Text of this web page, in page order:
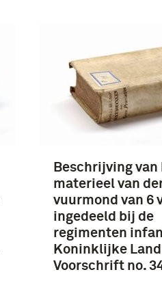
Beschrijving van
materieel van
vuurmond van 6
ingedeeld bij de
regimenten
Koninklijke
Voorschrift no.